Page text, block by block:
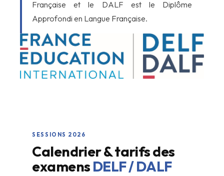
Française et le DALF est le Diplôme
Approfondi en Langue Française.
SESSIONS 2026
Calendrier & tarifs des
examens DELF / DALF